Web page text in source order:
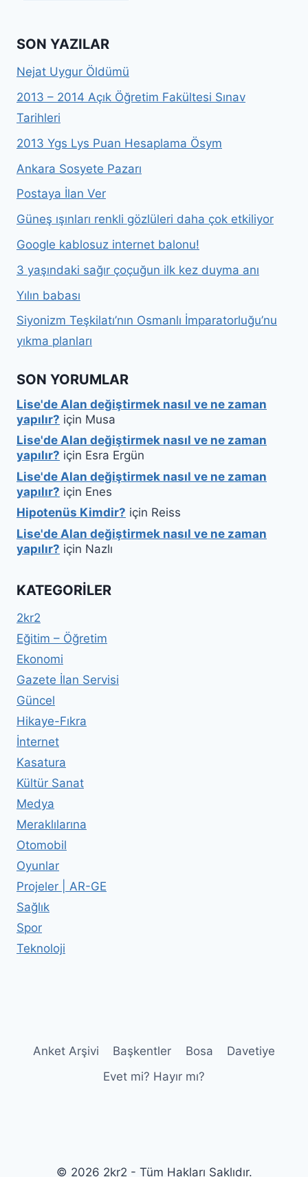
SON YAZILAR
Nejat Uygur Öldümü
2013 – 2014 Açık Öğretim Fakültesi Sınav
Tarihleri
2013 Ygs Lys Puan Hesaplama Ösym
Ankara Sosyete Pazarı
Postaya İlan Ver
Güneş ışınları renkli gözlüleri daha çok etkiliyor
Google kablosuz internet balonu!
3 yaşındaki sağır çoçuğun ilk kez duyma anı
Yılın babası
Siyonizm Teşkilatı’nın Osmanlı İmparatorluğu’nu
yıkma planları
SON YORUMLAR
Lise'de Alan değiştirmek nasıl ve ne zaman
yapılır? için Musa
Lise'de Alan değiştirmek nasıl ve ne zaman
yapılır? için Esra Ergün
Lise'de Alan değiştirmek nasıl ve ne zaman
yapılır? için Enes
Hipotenüs Kimdir? için Reiss
Lise'de Alan değiştirmek nasıl ve ne zaman
yapılır? için Nazlı
KATEGORILER
2kr2
Eğitim – Öğretim
Ekonomi
Gazete İlan Servisi
Güncel
Hikaye-Fıkra
İnternet
Kasatura
Kültür Sanat
Medya
Meraklılarına
Otomobil
Oyunlar
Projeler | AR-GE
Sağlık
Spor
Teknoloji
Anket Arşivi Başkentler Bosa
Davetiye
Evet mi? Hayır mı?
© 2026 2kr2 - Tüm Hakları Saklıdır.